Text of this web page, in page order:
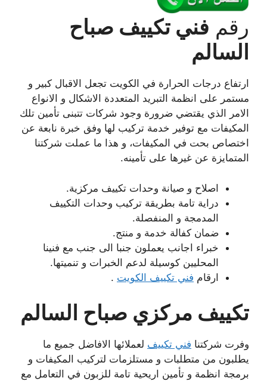
رقم فني تكييف صباح
السالم
ارتفاع درجات الحرارة في الكويت تجعل الاقبال كبير و
مستمر على انظمة التبريد المتعددة الاشكال و الانواع
الامر الذي يقتضي ضرورة وجود شركات تتبنى تأمين تلك
المكيفات مع توفير خدمة تركيب لها وفق خبرة نابعة عن
اختصاص بحت في المكيفات، و هذا ما عملت شركتنا
المتمايزة عن غيرها على تأمينه.
اصلاح و صيانة وحدات تكييف مركزية.
دراية تامة بطريقة تركيب وحدات التكييف
المدمجة و المنفصلة.
ضمان كفالة خدمة و منتج.
خبراء اجانب يعملون جنبا الى جنب مع فنينا
المحليين كوسيلة لدعم الخبرات و تنميتها.
ارقام فني تكييف الكويت .
تكييف مركزي صباح السالم
وفرت شركتنا فني تكييف لعملائها الافاضل جميع ما
يطلبون من متطلبات و مستلزمات لتركيب المكيفات و
برمجة انظمة و تأمين اريحية تامة للزبون في التعامل مع